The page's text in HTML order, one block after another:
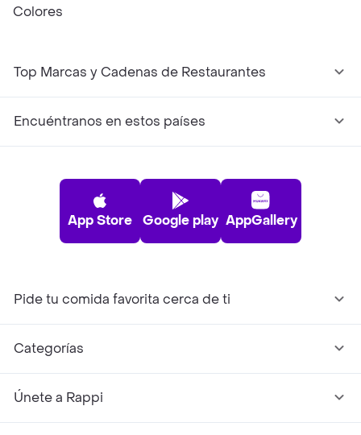
Colores
Top Marcas y Cadenas de Restaurantes
Encuéntranos en estos países
App Store Google play AppGallery
Pide tu comida favorita cerca de ti
Categorías
Únete a Rappi